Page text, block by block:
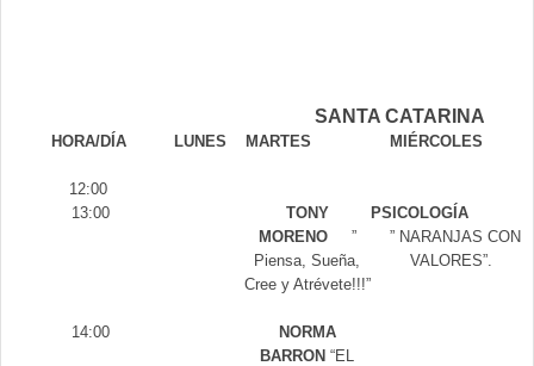
SANTA CATARINA
HORA/DÍA LUNES MARTES MIÉRCOLES
12:00
13:00
TONY
MORENO”
Piensa, Sueña,
Cree y Atrévete!!!”
PSICOLOGÍA
” NARANJAS CON
VALORES”.
14:00
NORMA
BARRON “EL